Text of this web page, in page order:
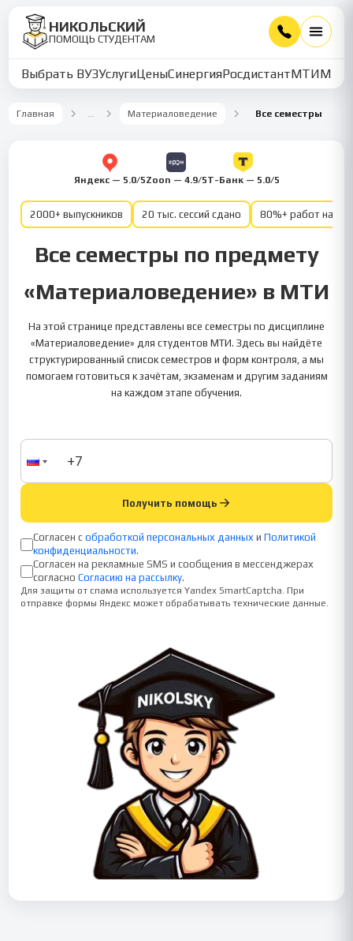
НИКОЛЬСКИЙ
ПОМОЩЬ СТУДЕНТАМ
Выбрать ВУЗУслугиЦеныСинергияРосдистантМТИММУ
Главная … Материаловедение Все семестры
Яндекс — 5.0/5Zoon — 4.9/5Т-Банк — 5.0/5
2000+ выпускников 20 тыс. сессий сдано 80%+ работ на
Все семестры по предмету
«Материаловедение» в МТИ
На этой странице представлены все семестры по дисциплине
«Материаловедение» для студентов МТИ. Здесь вы найдёте
структурированный список семестров и форм контроля, а мы
помогаем готовиться к зачётам, экзаменам и другим заданиям
на каждом этапе обучения.
Получить помощь
Согласен с обработкой персональных данных и Политикой
конфиденциальности.
Согласен на рекламные SMS и сообщения в мессенджерах
согласно Согласию на рассылку.
Для защиты от спама используется Yandex SmartCaptcha. При
отправке формы Яндекс может обрабатывать технические данные.